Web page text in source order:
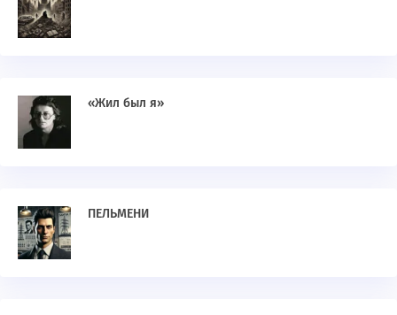
«Жил был я»
ПЕЛЬМЕНИ